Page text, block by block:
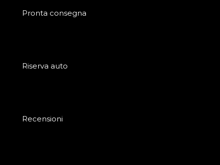
Pronta consegna
Riserva auto
Recensioni